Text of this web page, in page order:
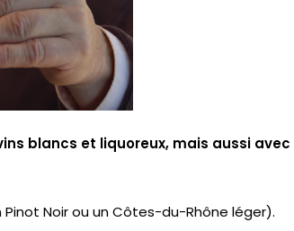
blancs et liquoreux, mais aussi
Noir ou un Côtes-du-Rhône léger).